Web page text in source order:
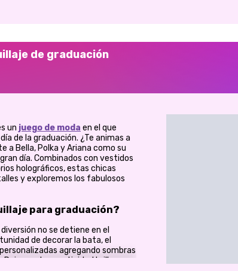
de graduación
un juego de moda en el que
de la graduación. ¿Te animas a
a Bella, Polka y Ariana como su
día. Combinados con vestidos
holográficos, estas chicas
y exploremos los fabulosos
para graduación?
no se detiene en el
de decorar la bata, el
agregando sombras
que tu creatividad brille